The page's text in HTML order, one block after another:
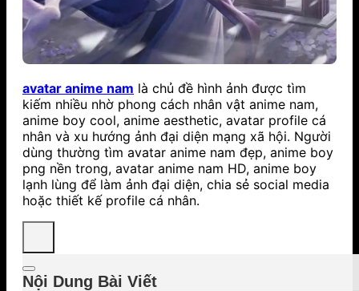
avatar anime nam là chủ đề hình ảnh được tìm
kiếm nhiều nhờ phong cách nhân vật anime nam,
anime boy cool, anime aesthetic, avatar profile cá
nhân và xu hướng ảnh đại diện mạng xã hội. Người
dùng thường tìm avatar anime nam đẹp, anime boy
png nền trong, avatar anime nam HD, anime boy
lạnh lùng để làm ảnh đại diện, chia sẻ social media
hoặc thiết kế profile cá nhân.
Nội Dung Bài Viết